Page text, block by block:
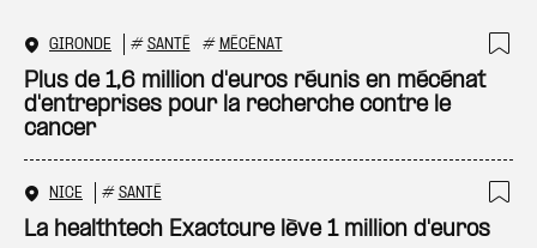
GIRONDE # SANTÉ # MÉCÉNAT
Plus de 1,6 million d'euros réunis en mécénat
d'entreprises pour la recherche contre le
cancer
NICE # SANTÉ
La healthtech Exactcure lève 1 million d'euros